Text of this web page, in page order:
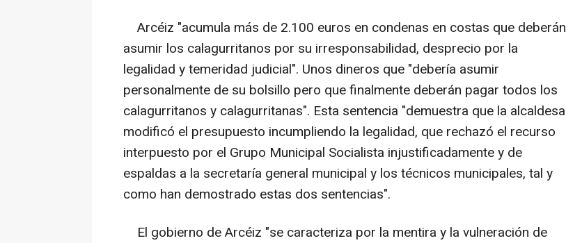
Arcéiz "acumula más de 2.100 euros en condenas en costas que deberán
asumir los calagurritanos por su irresponsabilidad, desprecio por la
legalidad y temeridad judicial". Unos dineros que "debería asumir
personalmente de su bolsillo pero que finalmente deberán pagar todos los
calagurritanos y calagurritanas". Esta sentencia "demuestra que la alcaldesa
modificó el presupuesto incumpliendo la legalidad, que rechazó el recurso
interpuesto por el Grupo Municipal Socialista injustificadamente y de
espaldas a la secretaría general municipal y los técnicos municipales, tal y
como han demostrado estas dos sentencias".
El gobierno de Arcéiz "se caracteriza por la mentira y la vulneración de